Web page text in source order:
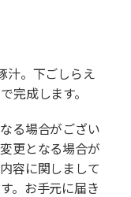
汁。下ごしらえ
完成します。
る場合がござい
更となる場合が
容に関しまして
。お手元に届き